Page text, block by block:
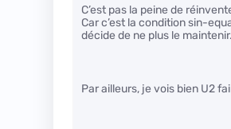
C’est pas la peine de
Car c’est la condition sin-
décide de ne plus le
Par ailleurs, je vois bien U2